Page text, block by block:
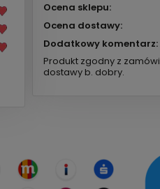
Ocena sklepu:
Ocena dostawy:
Dodatkowy komentarz:
Produkt zgodny z
dostawy b. dobry.